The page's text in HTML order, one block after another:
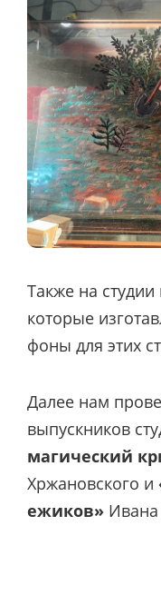
Также на студии
которые
фоны для этих
Далее нам
выпускников
магический
Хржановского и
ежиков»